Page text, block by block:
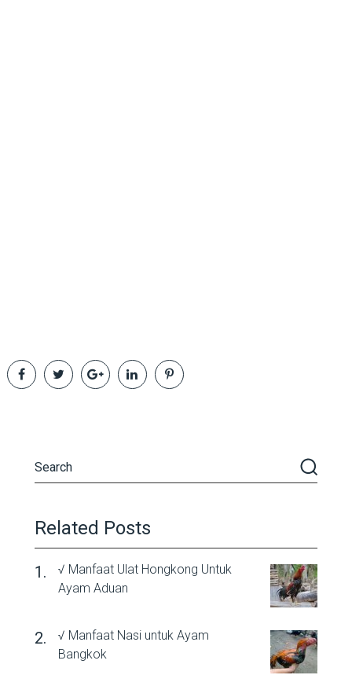
Related Posts
√ Manfaat Ulat Hongkong Untuk
Ayam Aduan
√ Manfaat Nasi untuk Ayam
Bangkok